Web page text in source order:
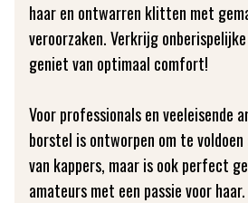
haar en ontwarren klitten met
veroorzaken. Verkrijg
geniet van optimaal comfort!
Voor professionals en veeleisende
borstel is ontworpen om te
van kappers, maar is ook perfect
amateurs met een passie voor